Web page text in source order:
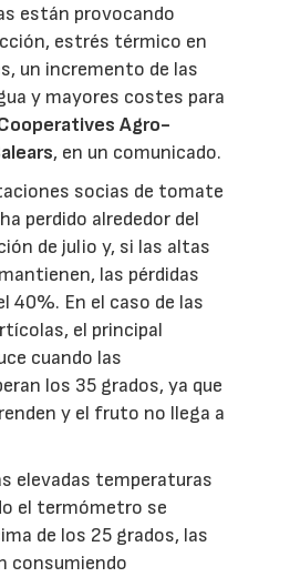
están provocando
estrés térmico en
un incremento de las
y mayores costes para
Agro-
, en un comunicado.
socias de tomate
perdido alrededor del
de julio y, si las altas
las pérdidas
40%. En el caso de las
el principal
cuando las
los 35 grados, ya que
y el fruto no llega a
elevadas temperaturas
el termómetro se
de los 25 grados, las
consumiendo